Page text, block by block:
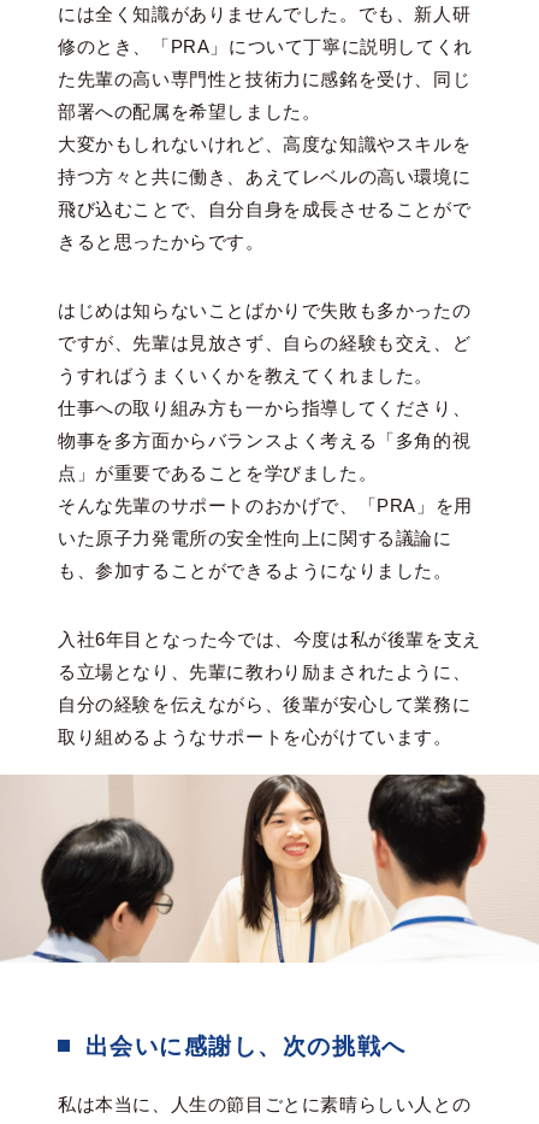
には全く知識がありませんでした。でも、新人研
修のとき、「PRA」について丁寧に説明してくれ
た先輩の高い専門性と技術力に感銘を受け、同じ
部署への配属を希望しました。
大変かもしれないけれど、高度な知識やスキルを
持つ方々と共に働き、あえてレベルの高い環境に
飛び込むことで、自分自身を成長させることがで
きると思ったからです。
はじめは知らないことばかりで失敗も多かったの
ですが、先輩は見放さず、自らの経験も交え、ど
うすればうまくいくかを教えてくれました。
仕事への取り組み方も一から指導してくださり、
物事を多方面からバランスよく考える「多角的視
点」が重要であることを学びました。
そんな先輩のサポートのおかげで、「PRA」を用
いた原子力発電所の安全性向上に関する議論に
も、参加することができるようになりました。
入社6年目となった今では、今度は私が後輩を支え
る立場となり、先輩に教わり励まされたように、
自分の経験を伝えながら、後輩が安心して業務に
取り組めるようなサポートを心がけています。
出会いに感謝し、次の挑戦へ
私は本当に、人生の節目ごとに素晴らしい人との